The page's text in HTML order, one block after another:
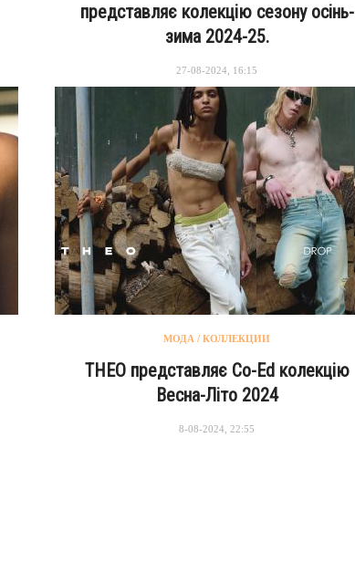
представляє колекцію сезону осінь-
зима 2024-25.
27-08-2024, 16:15
МОДА / КОЛЛЕКЦИИ
THEO представляє Co-Ed колекцію
Весна-Літо 2024
8-08-2024, 22:55